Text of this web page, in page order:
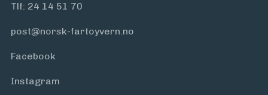
Tlf: 24 14 51 70
post@norsk-fartoyvern.no
Facebook
Instagram